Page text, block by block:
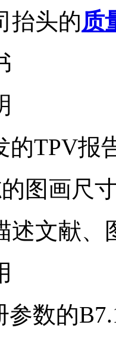
抬头的质
的TPV报
图画尺
述文献、
参数的